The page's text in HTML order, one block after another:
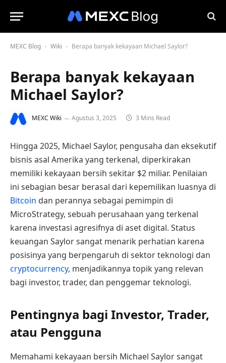
MEXC Blog - Wiki - Berapa banyak kekayaan Michael Saylor?
Berapa banyak kekayaan
Michael Saylor?
MEXC Wiki Agustus 3, 2025 3 Mins Read
Hingga 2025, Michael Saylor, pengusaha dan eksekutif
bisnis asal Amerika yang terkenal, diperkirakan
memiliki kekayaan bersih sekitar $2 miliar. Penilaian
ini sebagian besar berasal dari kepemilikan luasnya di
Bitcoin dan perannya sebagai pemimpin di
MicroStrategy, sebuah perusahaan yang terkenal
karena investasi agresifnya di aset digital. Status
keuangan Saylor sangat menarik perhatian karena
posisinya yang berpengaruh di sektor teknologi dan
cryptocurrency, menjadikannya topik yang relevan
bagi investor, trader, dan penggemar teknologi.
Pentingnya bagi Investor, Trader,
atau Pengguna
Memahami kekayaan bersih Michael Saylor sangat